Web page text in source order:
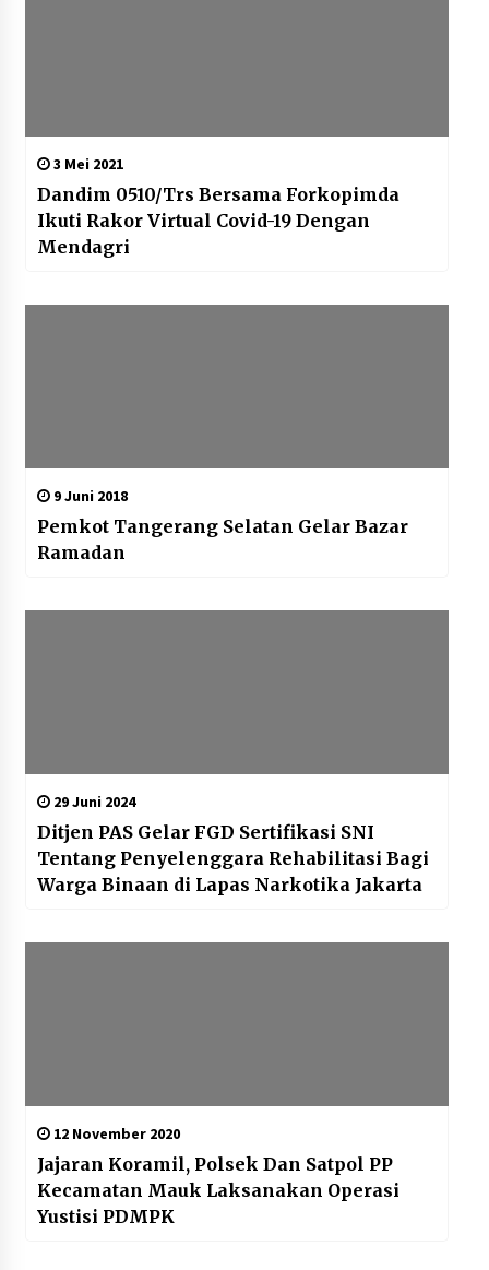
3 Mei 2021
Dandim 0510/Trs Bersama Forkopimda
Ikuti Rakor Virtual Covid-19 Dengan
Mendagri
9 Juni 2018
Pemkot Tangerang Selatan Gelar Bazar
Ramadan
29 Juni 2024
Ditjen PAS Gelar FGD Sertifikasi SNI
Tentang Penyelenggara Rehabilitasi Bagi
Warga Binaan di Lapas Narkotika Jakarta
12 November 2020
Jajaran Koramil, Polsek Dan Satpol PP
Kecamatan Mauk Laksanakan Operasi
Yustisi PDMPK